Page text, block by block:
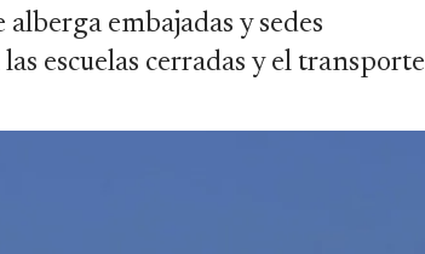
embajadas y sedes
escuelas cerradas y el transporte